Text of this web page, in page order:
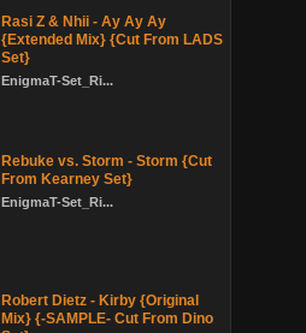
Rasi Z & Nhii - Ay Ay Ay
{Extended Mix} {Cut From LADS
Set}
EnigmaT-Set_Ri...
Rebuke vs. Storm - Storm {Cut
From Kearney Set}
EnigmaT-Set_Ri...
Robert Dietz - Kirby {Original
Mix} {-SAMPLE- Cut From Dino